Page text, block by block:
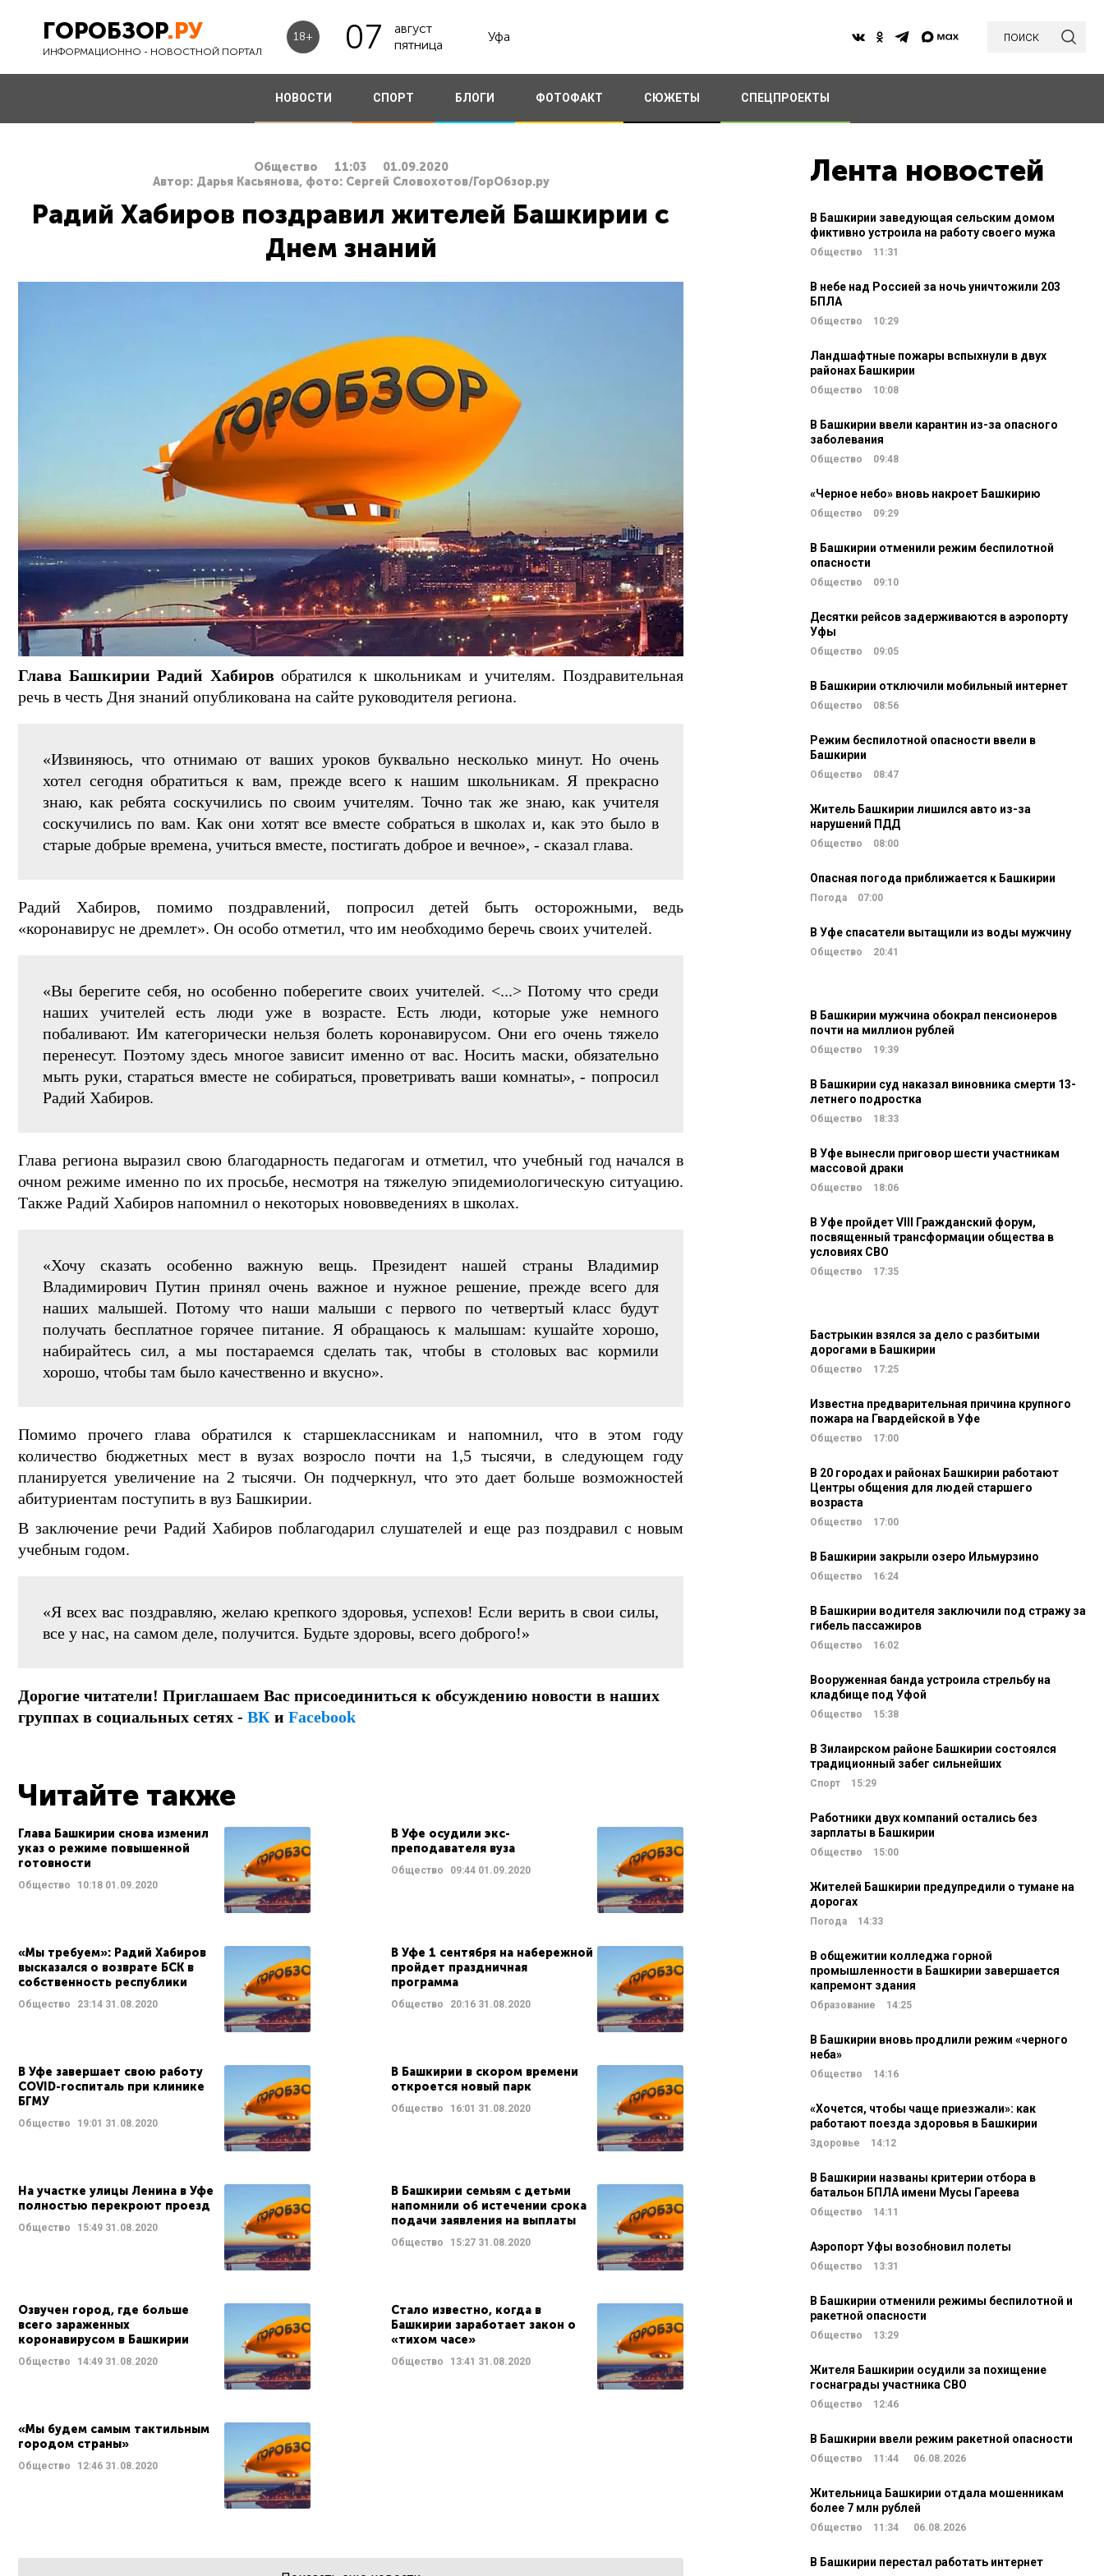
ГОРОБЗОР.РУ
ИНФОРМАЦИОННО - НОВОСТНОЙ ПОРТАЛ
18+ 07
август
пятница
Уфа поиск
НОВОСТИ СПОРТ БЛОГИ ФОТОФАКТ СЮЖЕТЫ СПЕЦПРОЕКТЫ
Общество 11:03
01.09.2020
Автор: Дарья Касьянова, фото: Сергей Словохотов/ГорОбзор.ру
Радий Хабиров поздравил жителей Башкирии с
Днем знаний
Глава Башкирии Радий Хабировобратился к школьникам и учителям. Поздравительная
речь в честь Дня знаний опубликована на сайте руководителя региона.
«Извиняюсь, что отнимаю от ваших уроков буквально несколько минут. Но очень
хотел сегодня обратиться к вам, прежде всего к нашим школьникам. Я прекрасно
знаю, как ребята соскучились по своим учителям. Точно так же знаю, как учителя
соскучились по вам. Как они хотят все вместе собраться в школах и, как это было в
старые добрые времена, учиться вместе, постигать доброе и вечное», - сказал глава.
Радий Хабиров, помимо поздравлений, попросил детей быть осторожными, ведь
«коронавирус не дремлет». Он особо отметил, что им необходимо беречь своих учителей.
«Вы берегите себя, но особенно поберегите своих учителей. <...> Потому что среди
наших учителей есть люди уже в возрасте. Есть люди, которые уже немного
побаливают. Им категорически нельзя болеть коронавирусом. Они его очень тяжело
перенесут. Поэтому здесь многое зависит именно от вас. Носить маски, обязательно
мыть руки, стараться вместе не собираться, проветривать ваши комнаты», - попросил
Радий Хабиров.
Глава региона выразил свою благодарность педагогам и отметил, что учебный год начался в
очном режиме именно по их просьбе, несмотря на тяжелую эпидемиологическую ситуацию.
Также Радий Хабиров напомнил о некоторых нововведениях в школах.
«Хочу сказать особенно важную вещь. Президент нашей страны Владимир
Владимирович Путин принял очень важное и нужное решение, прежде всего для
наших малышей. Потому что наши малыши с первого по четвертый класс будут
получать бесплатное горячее питание. Я обращаюсь к малышам: кушайте хорошо,
набирайтесь сил, а мы постараемся сделать так, чтобы в столовых вас кормили
хорошо, чтобы там было качественно и вкусно».
Помимо прочего глава обратился к старшеклассникам и напомнил, что в этом году
количество бюджетных мест в вузах возросло почти на 1,5 тысячи, в следующем году
планируется увеличение на 2 тысячи. Он подчеркнул, что это дает больше возможностей
абитуриентам поступить в вуз Башкирии.
В заключение речи Радий Хабиров поблагодарил слушателей и еще раз поздравил с новым
учебным годом.
«Я всех вас поздравляю, желаю крепкого здоровья, успехов! Если верить в свои силы,
все у нас, на самом деле, получится. Будьте здоровы, всего доброго!»
Дорогие читатели! Приглашаем Вас присоединиться к обсуждению новости в наших
группах в социальных сетях - ВК и Facebook
Читайте также
Глава Башкирии снова изменил
указ о режиме повышенной
готовности
Общество 10:18 01.09.2020
В Уфе осудили экс-
преподавателя вуза
Общество 09:4401.09.2020
«Мы требуем»: Радий Хабиров
высказался о возврате БСК в
собственность республики
Общество 23:14 31.08.2020
В Уфе 1 сентября на набережной
пройдет праздничная
программа
Общество 20:1631.08.2020
В Уфе завершает свою работу
COVID-госпиталь при клинике
БГМУ
Общество 19:01 31.08.2020
В Башкирии в скором времени
откроется новый парк
Общество 16:01 31.08.2020
На участке улицы Ленина в Уфе
полностью перекроют проезд
Общество 15:49 31.08.2020
В Башкирии семьям с детьми
напомнили об истечении срока
подачи заявления на выплаты
Общество 15:2731.08.2020
Озвучен город, где больше
всего зараженных
коронавирусом в Башкирии
Общество 14:49 31.08.2020
Стало известно, когда в
Башкирии заработает закон о
«тихом часе»
Общество 13:41 31.08.2020
«Мы будем самым тактильным
городом страны»
Общество 12:46 31.08.2020
Лента новостей
В Башкирии заведующая сельским домом
фиктивно устроила на работу своего мужа
Общество 11:31
В небе над Россией за ночь уничтожили 203
БПЛА
Общество 10:29
Ландшафтные пожары вспыхнули в двух
районах Башкирии
Общество 10:08
В Башкирии ввели карантин из-за опасного
заболевания
Общество 09:48
«Черное небо» вновь накроет Башкирию
Общество 09:29
В Башкирии отменили режим беспилотной
опасности
Общество 09:10
Десятки рейсов задерживаются в аэропорту
Уфы
Общество 09:05
В Башкирии отключили мобильный интернет
Общество 08:56
Режим беспилотной опасности ввели в
Башкирии
Общество 08:47
Житель Башкирии лишился авто из-за
нарушений ПДД
Общество 08:00
Опасная погода приближается к Башкирии
Погода 07:00
В Уфе спасатели вытащили из воды мужчину
Общество 20:41
В Башкирии мужчина обокрал пенсионеров
почти на миллион рублей
Общество 19:39
В Башкирии суд наказал виновника смерти 13-
летнего подростка
Общество 18:33
В Уфе вынесли приговор шести участникам
массовой драки
Общество 18:06
В Уфе пройдет VIII Гражданский форум,
посвященный трансформации общества в
условиях СВО
Общество 17:35
Бастрыкин взялся за дело с разбитыми
дорогами в Башкирии
Общество 17:25
Известна предварительная причина крупного
пожара на Гвардейской в Уфе
Общество 17:00
В 20 городах и районах Башкирии работают
Центры общения для людей старшего
возраста
Общество 17:00
В Башкирии закрыли озеро Ильмурзино
Общество 16:24
В Башкирии водителя заключили под стражу за
гибель пассажиров
Общество 16:02
Вооруженная банда устроила стрельбу на
кладбище под Уфой
Общество 15:38
В Зилаирском районе Башкирии состоялся
традиционный забег сильнейших
Спорт 15:29
Работники двух компаний остались без
зарплаты в Башкирии
Общество 15:00
Жителей Башкирии предупредили о тумане на
дорогах
Погода 14:33
В общежитии колледжа горной
промышленности в Башкирии завершается
капремонт здания
Образование 14:25
В Башкирии вновь продлили режим «черного
неба»
Общество 14:16
«Хочется, чтобы чаще приезжали»: как
работают поезда здоровья в Башкирии
Здоровье 14:12
В Башкирии названы критерии отбора в
батальон БПЛА имени Мусы Гареева
Общество 14:11
Аэропорт Уфы возобновил полеты
Общество 13:31
В Башкирии отменили режимы беспилотной и
ракетной опасности
Общество 13:29
Жителя Башкирии осудили за похищение
госнаграды участника СВО
Общество 12:46
В Башкирии ввели режим ракетной опасности
Общество 11:44 06.08.2026
Жительница Башкирии отдала мошенникам
более 7 млн рублей
Общество 11:34 06.08.2026
В Башкирии перестал работать интернет